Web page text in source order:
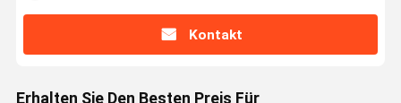
Kontakt
Erhalten Sie Den Besten Preis Für